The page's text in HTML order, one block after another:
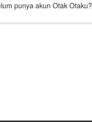
punya akun Otak Otaku?